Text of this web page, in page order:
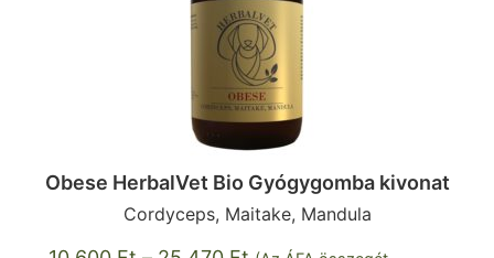
Obese HerbalVet Bio Gyógygomba kivonat
Cordyceps, Maitake, Mandula